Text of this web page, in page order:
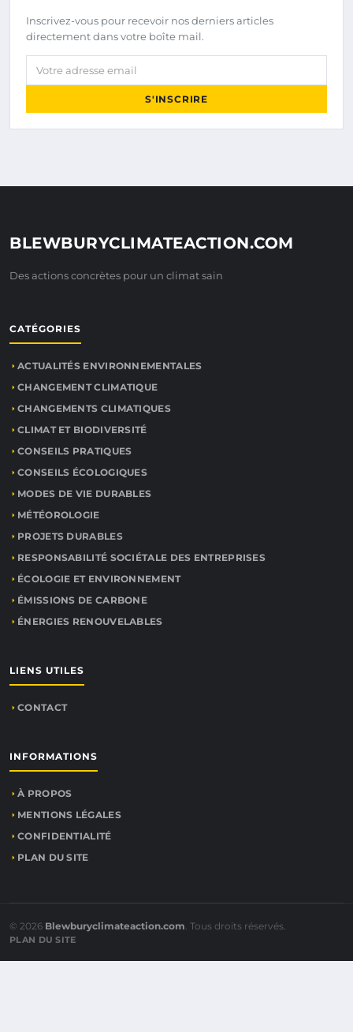
Inscrivez-vous pour recevoir nos derniers articles
directement dans votre boîte mail.
Votre adresse email
S'INSCRIRE
BLEWBURYCLIMATEACTION.COM
Des actions concrètes pour un climat sain
CATÉGORIES
ACTUALITÉS ENVIRONNEMENTALES
CHANGEMENT CLIMATIQUE
CHANGEMENTS CLIMATIQUES
CLIMAT ET BIODIVERSITÉ
CONSEILS PRATIQUES
CONSEILS ÉCOLOGIQUES
MODES DE VIE DURABLES
MÉTÉOROLOGIE
PROJETS DURABLES
RESPONSABILITÉ SOCIÉTALE DES ENTREPRISES
ÉCOLOGIE ET ENVIRONNEMENT
ÉMISSIONS DE CARBONE
ÉNERGIES RENOUVELABLES
LIENS UTILES
CONTACT
INFORMATIONS
À PROPOS
MENTIONS LÉGALES
CONFIDENTIALITÉ
PLAN DU SITE
© 2026 Blewburyclimateaction.com. Tous droits réservés.
PLAN DU SITE